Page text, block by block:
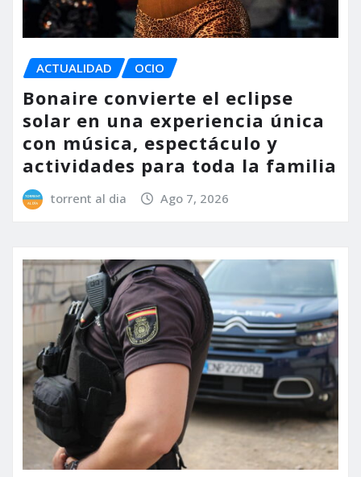
ACTUALIDAD OCIO
Bonaire convierte el eclipse
solar en una experiencia única
con música, espectáculo y
actividades para toda la familia
torrent al dia Ago 7, 2026